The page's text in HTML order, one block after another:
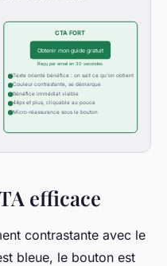
CTA FORT
Obtenir mon guide gratuit
Reçu par email en 30 secondes
Texte orienté bénéfice : on sait ce qu'on obtient
Couleur contrastante, se démarque
Bénéfice immédiat visible
44px et plus, cliquable au pouce
Micro-réassurance sous le bouton
efficace
contrastante avec le
bleue, le bouton est